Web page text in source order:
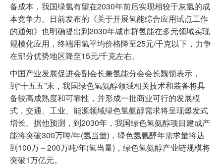
备成本，我国绿氢有望在2030年前后实现相较于灰氢的成
本竞争力。日前发布的《关于开展氢能综合应用试点工作
的通知》也明确提出到2030年城市群氢能在多元领域实现
规模化应用，终端用氢平均价格降至25元/千克以下，力争
在部分优势地区降至15元/千克左右。
中国产业发展促进会副会长兼氢能分会会长魏锁表示，
到“十五五”末，我国绿色氢氨醇领域相关技术和装备将具
备较高成熟度和可靠性，并形成一批商业可行的发展模
式，交通、工业、能源领域绿色氢氨醇需求将呈现爆发式
增长。据他预测，到2030年，我国绿色氢氨醇项目建成产
能将突破300万吨/年(氢当量)，绿色氢氨醇年需求量将达
到100万～200万吨/年(氢当量)，绿色氢氨醇产业链规模将
突破1万亿元。